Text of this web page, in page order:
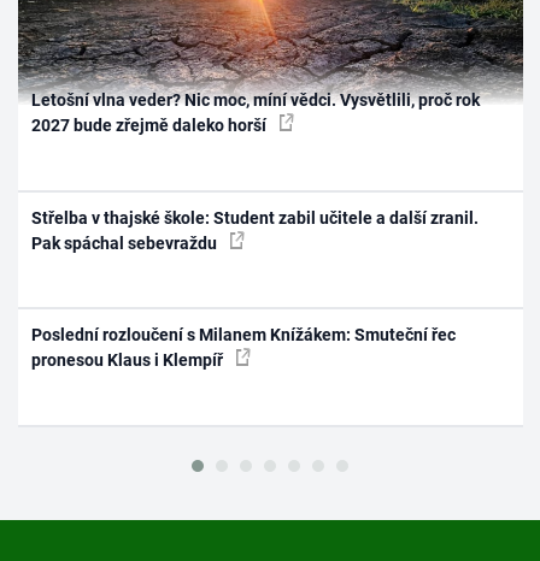
Letošní vlna veder? Nic moc, míní vědci. Vysvětlili, proč rok
2027 bude zřejmě daleko horší
Střelba v thajské škole: Student zabil učitele a další zranil.
Pak spáchal sebevraždu
Poslední rozloučení s Milanem Knížákem: Smuteční řec
pronesou Klaus i Klempíř